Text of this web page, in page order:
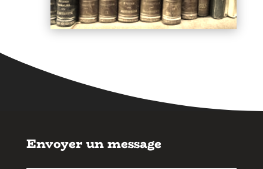
Envoyer un message